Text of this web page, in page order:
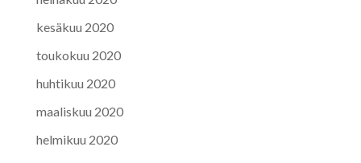
kesäkuu 2020
toukokuu 2020
huhtikuu 2020
maaliskuu 2020
helmikuu 2020